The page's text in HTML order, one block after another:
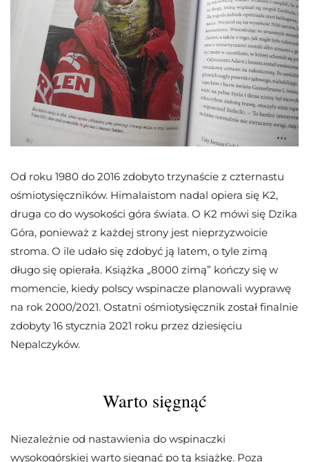
Od roku 1980 do 2016 zdobyto trzynaście z czternastu
ośmiotysięczników. Himalaistom nadal opiera się K2,
druga co do wysokości góra świata. O K2 mówi się Dzika
Góra, ponieważ z każdej strony jest nieprzyzwoicie
stroma. O ile udało się zdobyć ją latem, o tyle zimą
długo się opierała. Książka „8000 zimą” kończy się w
momencie, kiedy polscy wspinacze planowali wyprawę
na rok 2000/2021. Ostatni ośmiotysięcznik został finalnie
zdobyty 16 stycznia 2021 roku przez dziesięciu
Nepalczyków.
Warto sięgnąć
Niezależnie od nastawienia do wspinaczki
wysokogórskiej warto sięgnąć po tą książkę. Poza